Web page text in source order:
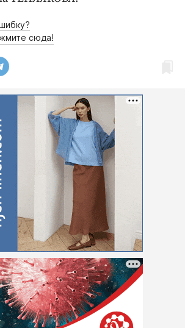
сюда!